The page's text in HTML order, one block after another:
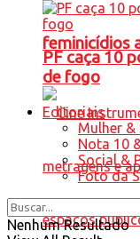
feminicídios
PF caça 10
de fogo
Editoriais
Mulher &
Nota 10
Social &
Foto da
Nenhum Resultado